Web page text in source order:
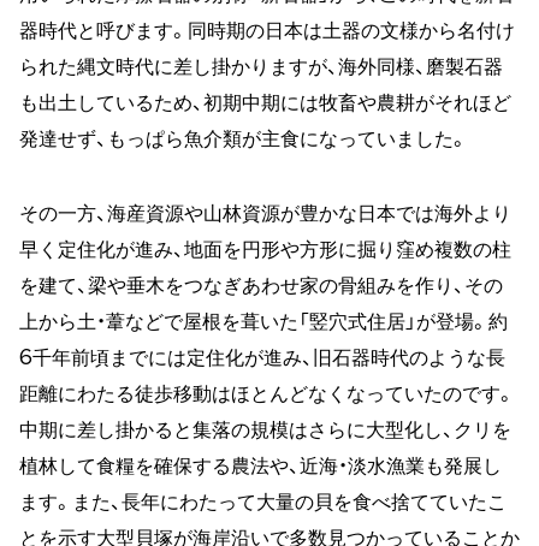
器時代と呼びます。同時期の日本は土器の文様から名付け
られた縄文時代に差し掛かりますが、海外同様、磨製石器
も出土しているため、初期中期には牧畜や農耕がそれほど
発達せず、もっぱら魚介類が主食になっていました。
その一方、海産資源や山林資源が豊かな日本では海外より
早く定住化が進み、地面を円形や方形に掘り窪め複数の柱
を建て、梁や垂木をつなぎあわせ家の骨組みを作り、その
上から土・葦などで屋根を葺いた「竪穴式住居」が登場。約
6千年前頃までには定住化が進み、旧石器時代のような長
距離にわたる徒歩移動はほとんどなくなっていたのです。
中期に差し掛かると集落の規模はさらに大型化し、クリを
植林して食糧を確保する農法や、近海・淡水漁業も発展し
ます。また、長年にわたって大量の貝を食べ捨てていたこ
とを示す大型貝塚が海岸沿いで多数見つかっていることか